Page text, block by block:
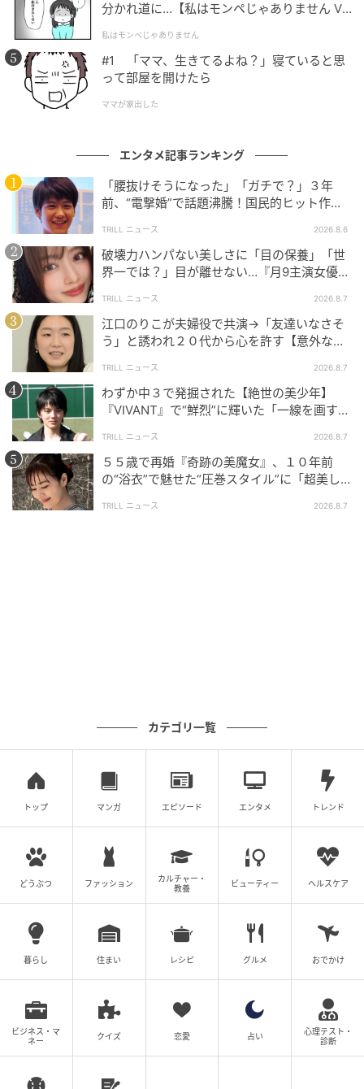
「ハリマ」ネックレスは、カルティエのハイジュエリ
ーの真髄を体現する新たな名品。色彩の美しさが目を
惹くインペリアルトパーズとダイナミックなタイガー
モチーフを組み合わせ、力強い輝きを放つ作品となっ
ている。メゾンがこれまで創造した作品と同様に石の
魅力を最大限に活かし、その物語を紡いでいく。
ンドスキンのような自然体の着用感、そしてそれを実
現させる技術力としなやかさ。さらにはジュエリーの
ボリュームとフォルムの絶妙なバランスまで、ひとつ
の作品に込められた厳格な基準と細部へのこだわりが
職人たちから丁寧に語られ、サルダナはデザイナーの
最初のスケッチから最終的な研磨に至るまで、すべて
分かれ道に…【私はモンペじゃありません Vo
私はモンペじゃありません
#1 「ママ、生きてるよね？」寝ていると思
って部屋を開けたら
ママが家出した
エンタメ記事ランキング
「腰抜けそうになった」「ガチで？」３年
前、“電撃婚”で話題沸騰！国民的ヒット作
TRILL ニュース 2026.8.6
破壊力ハンパない美しさに「目の保養」「世
界一では？」目が離せない…『月9主演女優
TRILL ニュース 2026.8.7
江口のりこが夫婦役で共演→「友達いなさそ
う」と誘われ２０代から心を許す【意外な親
TRILL ニュース 2026.8.7
わずか中３で発掘された【絶世の美少年】
『VIVANT』で“鮮烈”に輝いた「一線を画す」
TRILL ニュース 2026.8.7
５５歳で再婚『奇跡の美魔女』、１０年前
の“浴衣”で魅せた“圧巻スタイル”に「超美し
TRILL ニュース 2026.8.7
カテゴリ一覧
トップ マンガ エピソード エンタメ トレンド
どうぶつ ファッション
カルチャー・
教養
ビューティー ヘルスケア
暮らし 住まい レシピ グルメ おでかけ
ビジネス・マ
ネー
クイズ 恋愛 占い
心理テスト・
診断